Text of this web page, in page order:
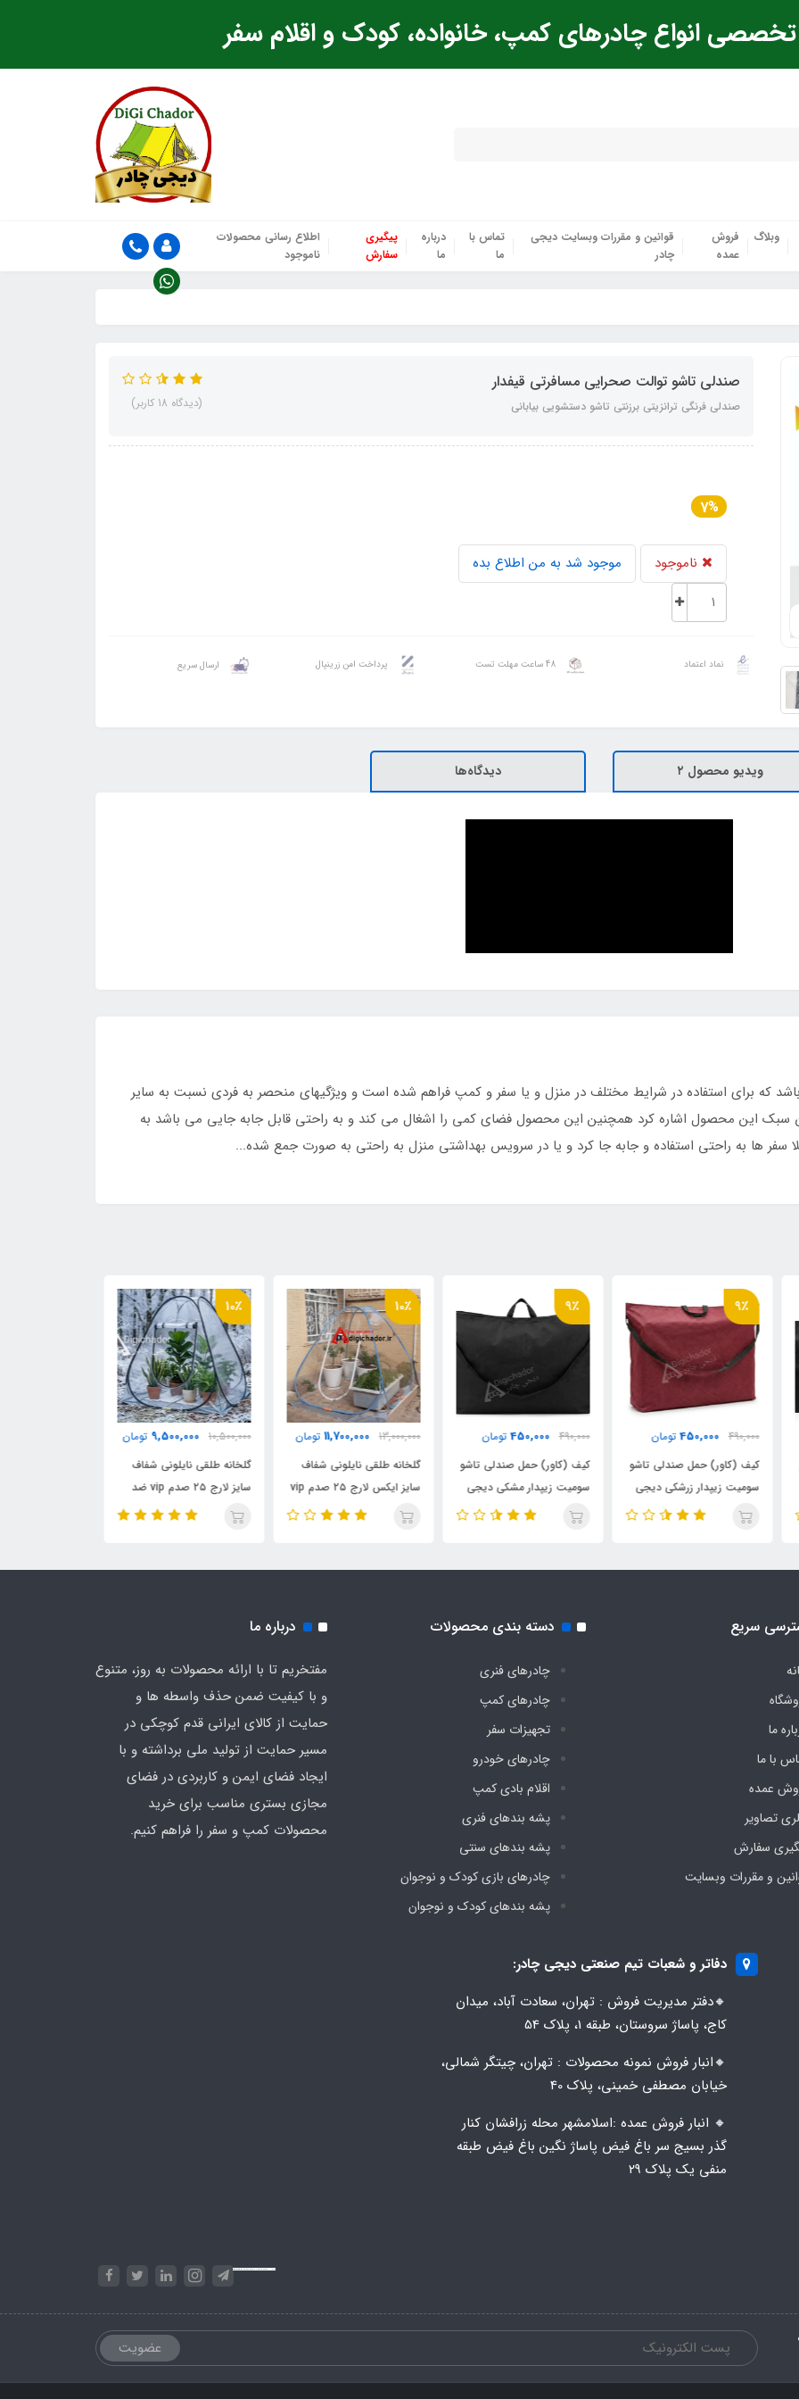
انواع چادرهای کمپ، خانواده، کودک و اقلام سفر
وبلاگ
فروش
عمده
قوانین و مقررات وبسایت دیجی
چادر
تماس با
ما
درباره
ما
پیگیری
سفارش
اطلاع رسانی محصولات
ناموجود
صندلی تاشو توالت صحرایی مسافرتی قیفدار
صندلی فرنگی ترانزیتی برزنتی تاشو دستشویی بیابانی (دیدگاه 18 کاربر)
7%
ناموجود موجود شد به من اطلاع بده
نماد اعتماد 48 ساعت مهلت تست پرداخت امن زرینپال ارسال سریع
ویدیو محصول ۲ دیدگاه‌ها
که برای استفاده در شرایط مختلف در منزل و یا سفر و کمپ فراهم شده است و ویژگیهای منحصر به فردی نسبت به سایر
سبک این محصول اشاره کرد همچنین این محصول فضای کمی را اشغال می کند و به راحتی قابل جابه جایی می باشد به
سفر ها به راحتی استفاده و جابه جا کرد و یا در سرویس بهداشتی منزل به راحتی به صورت جمع شده...
9٪
490,000
450,000 تومان
کیف (کاور) حمل صندلی تاشو
سومیت زیپدار مشکی دیجی
چادر
10٪
13,000,000
11,700,000
گلخانه طلقی نایلونی شفاف
ضد آب چادری فنری بدون
10٪
10,500,000
9,500,000 تومان
گلخانه طلقی نایلونی شفاف
سایز لارج ۲۵ صدم vip ضد
آب چادری فنری بدون کف
8٪
8,500,000
7,900,000 تومان
گلخانه طلقی نایلونی شفاف
سایز مدیوم ۲۵ صدم vip ضد
آب چادری فنری بدون کف
سریع
ما
با ما
عمده
تصاویر
سفارش
و مقررات وبسایت
دسته بندی محصولات
چادرهای فنری
چادرهای کمپ
تجهیزات سفر
چادرهای خودرو
اقلام بادی کمپ
پشه‌ بندهای فنری
پشه‌ بندهای سنتی
چادرهای بازی کودک و نوجوان
پشه‌ بندهای کودک و نوجوان
درباره ما
مفتخریم تا با ارائه محصولات به روز، متنوع
و با کیفیت ضمن حذف واسطه ها و
حمایت از کالای ایرانی قدم کوچکی در
مسیر حمایت از تولید ملی برداشته و با
ایجاد فضای ایمن و کاربردی در فضای
مجازی بستری مناسب برای خرید
محصولات کمپ و سفر را فراهم کنیم.
دفاتر و شعبات تیم صنعتی دیجی چادر:
🔸️​​دفتر مدیریت فروش : تهران، سعادت آباد، میدان
کاج، پاساژ سروستان، طبقه 1، پلاک 54
🔸️​​انبار فروش نمونه محصولات : تهران، چیتگر شمالی،
خیابان مصطفی خمینی، پلاک 40
🔸️ انبار فروش عمده :اسلامشهر محله زرافشان کنار
گذر بسیج سر باغ فیض پاساژ نگین باغ فیض طبقه
منفی یک پلاک ۲۹
Powered byEmbed Google Maps &Phase 10 rules
عضویت